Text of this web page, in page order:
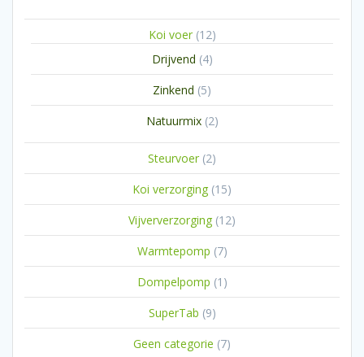
Koi voer 1212
Drijvend 44
producten
Zinkend 55
producten
Natuurmix 22
Steurvoer 22
producten
Koi verzorging 1515
producten
Vijververzorging 1212
producten
Warmtepomp 77
producten
Dompelpomp 1 1
product
SuperTab 99
producten
Geen categorie 77